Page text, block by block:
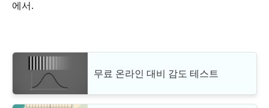
에서.
무료 온라인 대비 감도 테스트